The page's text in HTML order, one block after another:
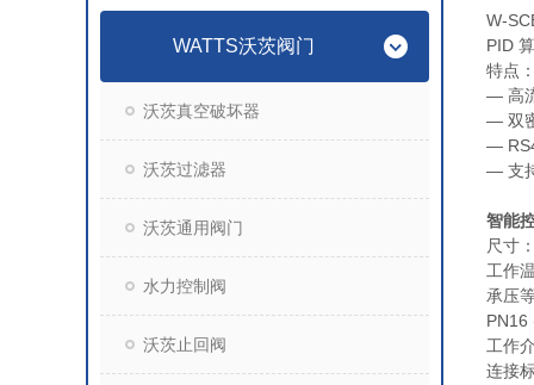
WATTS沃茨阀门
沃茨真空破坏器
沃茨过滤器
沃茨通用阀门
水力控制阀
沃茨止回阀
W-
PID
特点
— 高
— 双
—
— 支
智能
尺寸
工作
承压
PN16
工作
连接